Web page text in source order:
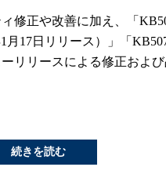
正や改善に加え、「
月17日リリース）」「
リリースによる修正およ
続きを読む